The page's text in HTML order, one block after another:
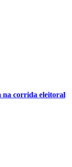
na corrida eleitoral